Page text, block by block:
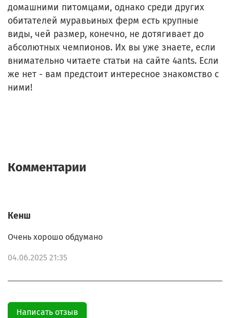
домашними питомцами, однако среди других
обитателей муравьиных ферм есть крупные
виды, чей размер, конечно, не дотягивает до
абсолютных чемпионов. Их вы уже знаете, если
внимательно читаете статьи на сайте 4ants. Если
же нет - вам предстоит интересное знакомство с
ними!
Комментарии
Кенш
Очень хорошо обдумано
04.06.2025 21:35
Написать отзыв